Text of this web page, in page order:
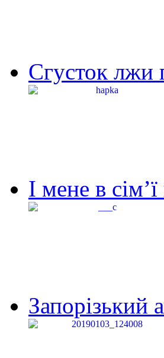
Сгусток лжи
І мене в
Запорізький